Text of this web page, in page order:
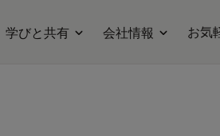
学びと共有 会社情報 お気